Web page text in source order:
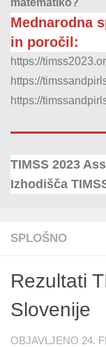
SPLOŠNO
Rezultati
Slovenije
OBJAVLJENO 24.
Mednarodna
in poročil:
https://
https://
https://
TIMSS 2023
Izhodišča